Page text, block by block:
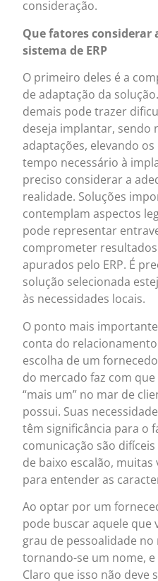
consideração.
Que fatores considerar
sistema de ERP
O primeiro deles é a
de adaptação da
demais pode trazer
deseja implantar, sendo
adaptações, elevando
tempo necessário à
preciso considerar a
realidade. Soluções
contemplam aspectos
pode representar
comprometer
apurados pelo ERP. É
solução selecionada
às necessidades locais.
O ponto mais
conta do
escolha de um
do mercado faz com
“mais um” no mar de
possui. Suas
têm significância para o
comunicação são
de baixo escalão,
para entender as
Ao optar por um
pode buscar aquele
grau de pessoalidade
tornando-se um nome,
Claro que isso não deve